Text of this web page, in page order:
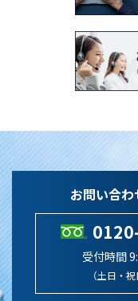
お問い合わ
受付時間
（土日・